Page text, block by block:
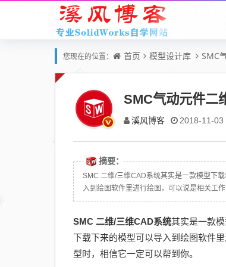
您现在的位置： 首页 模型设计库 SMC
SMC气动元件二
溪风博客 2018-11-03
摘要：
SMC 二维/三维CAD系统其实是一款模型下
入到绘图软件里进行绘图，可以说是相关工
SMC 二维/三维CAD系统其实是一款
下载下来的模型可以导入到绘图软件
型时，相信它一定可以帮到你。